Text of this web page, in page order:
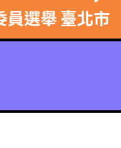
選舉 臺北市